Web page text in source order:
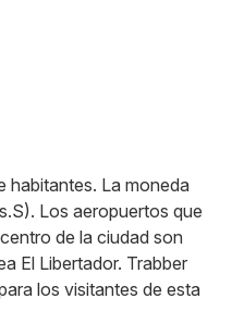
habitantes. La moneda
Los aeropuertos que
de la ciudad son
El Libertador. Trabber
los visitantes de esta